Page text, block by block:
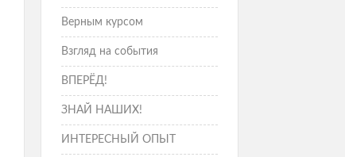
Верным курсом
Взгляд на события
ВПЕРЁД!
ЗНАЙ НАШИХ!
ИНТЕРЕСНЫЙ ОПЫТ